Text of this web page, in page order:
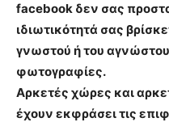
facebook δεν σας
ιδιωτικότητά σας
γνωστού ή του
φωτογραφίες.
Αρκετές χώρες και
έχουν εκφράσει τις